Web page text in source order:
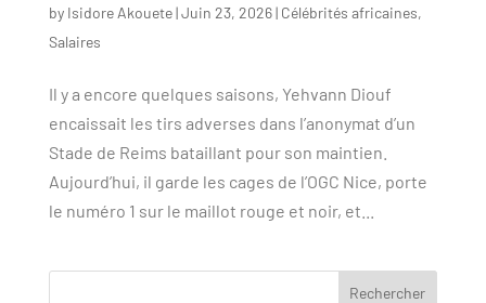
by Isidore Akouete|Juin 23, 2026| Célébrités africaines,
Salaires
Il y a encore quelques saisons, Yehvann Diouf
encaissait les tirs adverses dans l’anonymat d’un
Stade de Reims bataillant pour son maintien.
Aujourd’hui, il garde les cages de l’OGC Nice, porte
le numéro 1 sur le maillot rouge et noir, et...
Rechercher